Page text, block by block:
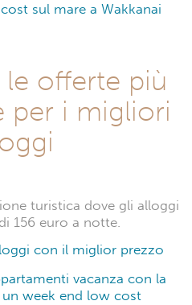
sul mare a Wakkanai
le offerte più
per i migliori
turistica dove gli alloggi
156 euro a notte.
con il miglior prezzo
vacanza con la
week end low cost